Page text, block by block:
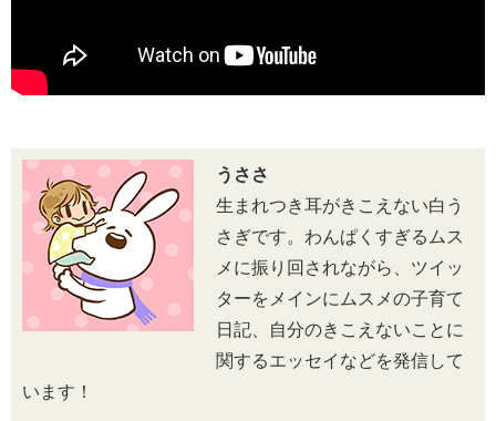
うささ
生まれつき耳がきこえない白う
さぎです。わんぱくすぎるムス
メに振り回されながら、ツイッ
ターをメインにムスメの子育て
日記、自分のきこえないことに
関するエッセイなどを発信して
います！